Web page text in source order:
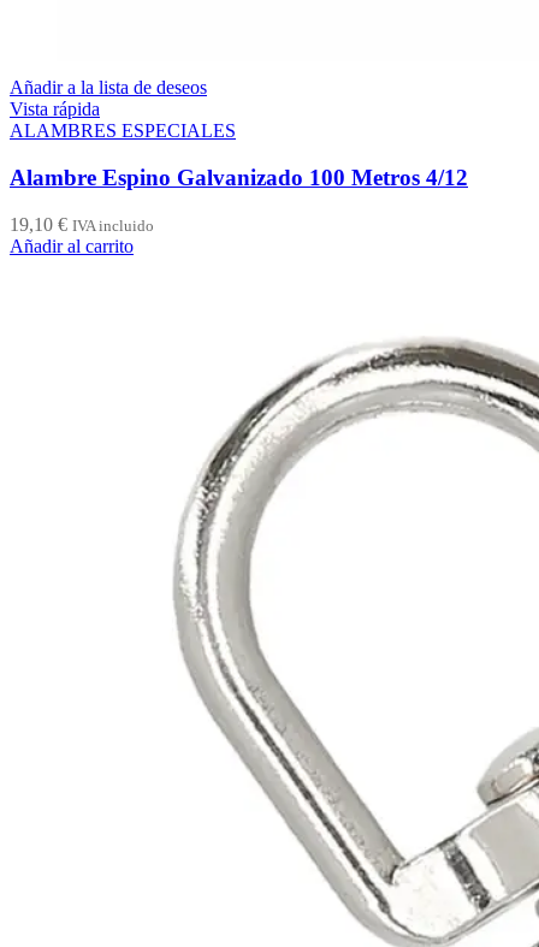
Añadir a la lista de deseos
Vista rápida
ALAMBRES ESPECIALES
Alambre Espino Galvanizado 100 Metros 4/12
19,10 € IVA incluido
Añadir al carrito